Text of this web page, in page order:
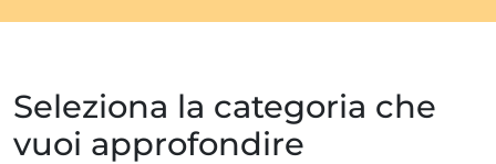
Seleziona la categoria che
vuoi approfondire